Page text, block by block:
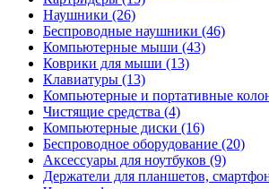
Наушники (26)
Беспроводные наушники (46)
Компьютерные мыши (43)
Коврики для мыши (13)
Клавиатуры (13)
Компьютерные и портативные
Чистящие средства (4)
Компьютерные диски (16)
Беспроводное оборудование (20)
Аксессуары для ноутбуков (9)
Держатели для планшетов,